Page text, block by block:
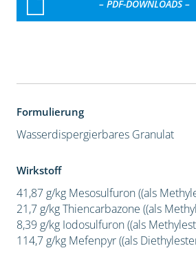
– PDF-DOWNLOADS –
Formulierung
Wasserdispergierbares Granulat
Wirkstoff
41,87 g/kg Mesosulfuron ((als
21,7 g/kg Thiencarbazone ((als
8,39 g/kg Iodosulfuron ((als
114,7 g/kg Mefenpyr ((als